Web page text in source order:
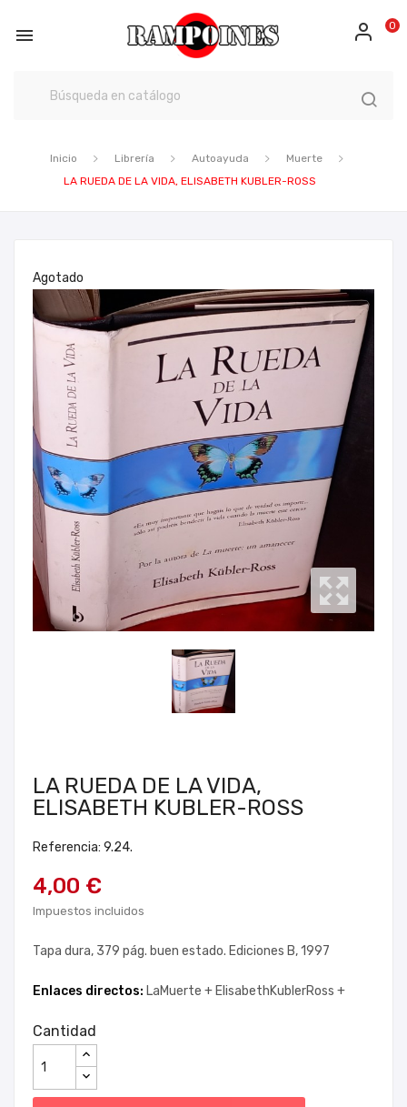
 0
Inicio Librería Autoayuda
Muerte
LA RUEDA DE LA VIDA, ELISABETH KUBLER-ROSS
Agotado
LA RUEDA DE LA VIDA,
ELISABETH KUBLER-ROSS
Referencia: 9.24.
4,00 €
Impuestos incluidos
Tapa dura, 379 pág. buen estado. Ediciones B, 1997
Enlaces directos: LaMuerte + ElisabethKublerRoss +
Cantidad